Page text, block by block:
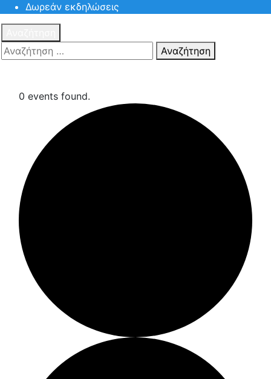
Δωρεάν εκδηλώσεις
Αναζήτηση
0 events found.